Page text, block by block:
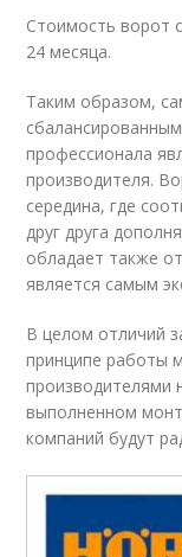
Стоимость ворот
24 месяца.
Таким образом,
профессионала
производителя.
середина, где
друг друга
обладает также
является самым
В целом отличий
принципе работы
производителями
выполненном
компаний будут